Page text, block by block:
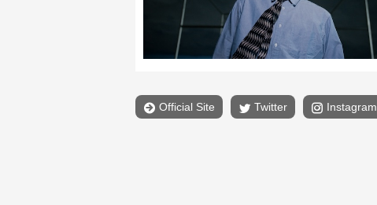
Official Site Twitter Instagram